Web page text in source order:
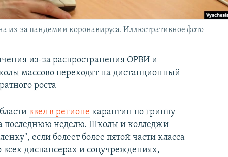
из-за пандемии коронавируса. Иллюстративное фото
из-за распространения ОРВИ и
массово переходят на дистанционный
роста
ввел в регионе карантин по гриппу
последнюю неделю. Школы и колледжи
если болеет более пятой части класса
диспансерах и соцучреждениях,